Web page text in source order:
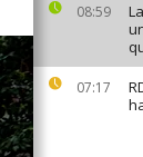
08:59
07:17